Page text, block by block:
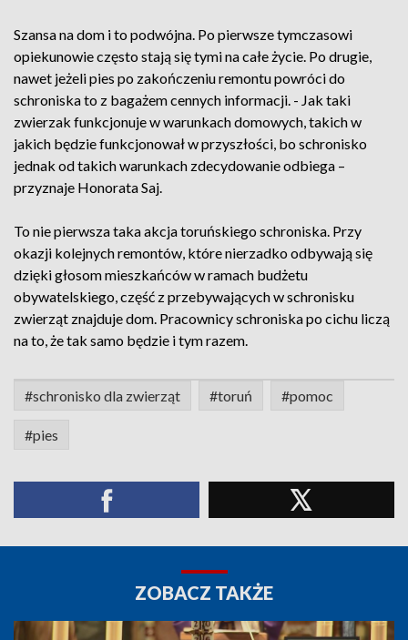
Szansa na dom i to podwójna. Po pierwsze tymczasowi
opiekunowie często stają się tymi na całe życie. Po drugie,
nawet jeżeli pies po zakończeniu remontu powróci do
schroniska to z bagażem cennych informacji. - Jak taki
zwierzak funkcjonuje w warunkach domowych, takich w
jakich będzie funkcjonował w przyszłości, bo schronisko
jednak od takich warunkach zdecydowanie odbiega –
przyznaje Honorata Saj.
To nie pierwsza taka akcja toruńskiego schroniska. Przy
okazji kolejnych remontów, które nierzadko odbywają się
dzięki głosom mieszkańców w ramach budżetu
obywatelskiego, część z przebywających w schronisku
zwierząt znajduje dom. Pracownicy schroniska po cichu liczą
na to, że tak samo będzie i tym razem.
#schronisko dla zwierząt #toruń #pomoc
#pies
ZOBACZ TAKŻE